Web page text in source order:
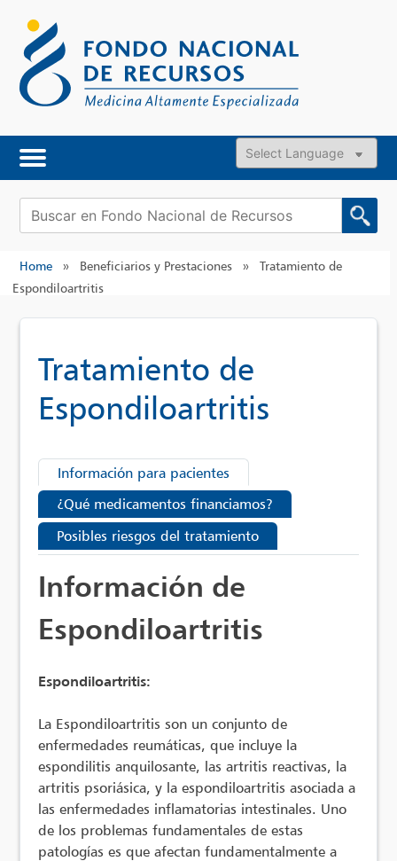
content
Powered by
Buscar:
Home » Beneficiarios y Prestaciones »
Tratamiento de
Espondiloartritis
Tratamiento de
Espondiloartritis
Información para pacientes
¿Qué medicamentos financiamos?
Posibles riesgos del tratamiento
Información de
Espondiloartritis
Espondiloartritis:
La Espondiloartritis son un conjunto de
enfermedades reumáticas, que incluye la
espondilitis anquilosante, las artritis reactivas, la
artritis psoriásica, y la espondiloartritis asociada a
las enfermedades inflamatorias intestinales. Uno
de los problemas fundamentales de estas
patologías es que afectan fundamentalmente a